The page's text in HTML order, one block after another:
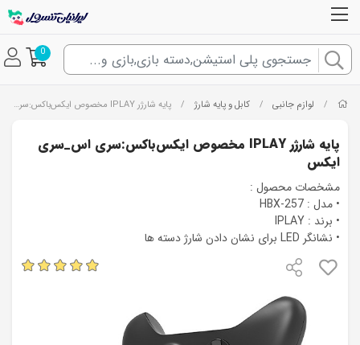
0
/ لوازم جانبی / کابل و پایه شارژ / پایه شارژر IPLAY مخصوص ایکس‌باکس:سری اس_سری ایکس
پایه شارژر IPLAY مخصوص ایکس‌باکس:سری اس_سری
ایکس
مشخصات محصول :
• مدل : HBX-257
• برند : IPLAY
• نشانگر LED برای نشان دادن شارژ دسته ها